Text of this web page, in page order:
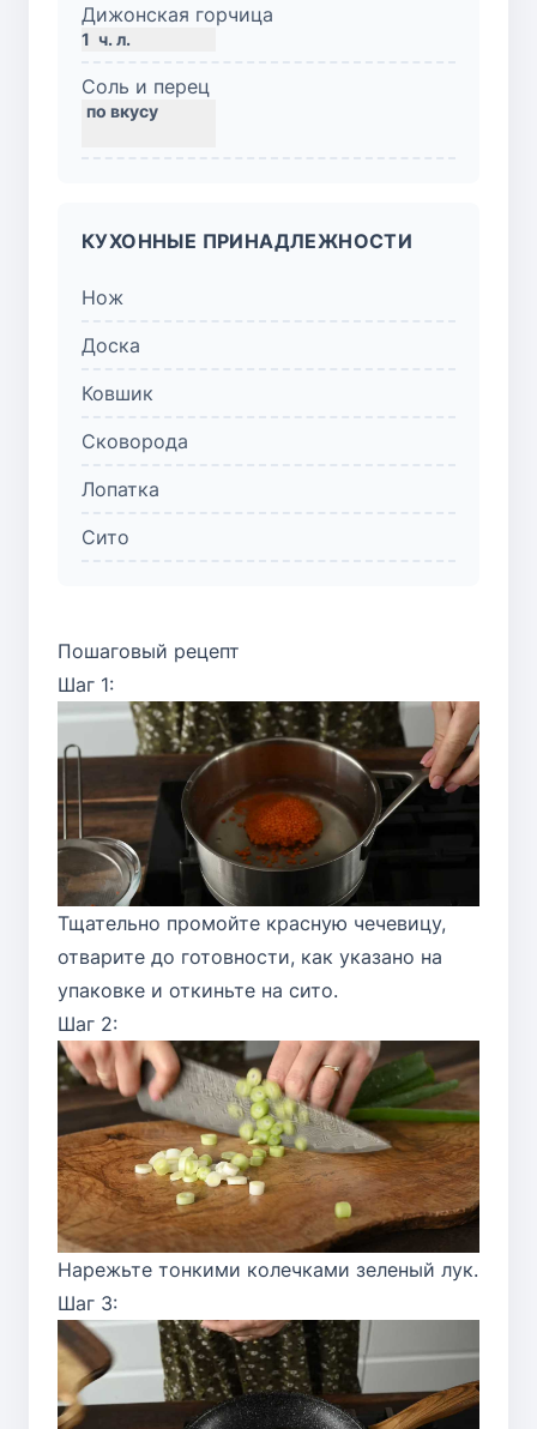
Дижонская горчица
1 ч. л.
Соль и перец
КУХОННЫЕ ПРИНАДЛЕЖНОСТИ
Нож
Доска
Ковшик
Сковорода
Лопатка
Сито
Пошаговый рецепт
Шаг 1:
Тщательно промойте красную чечевицу,
отварите до готовности, как указано на
упаковке и откиньте на сито.
Шаг 2:
Нарежьте тонкими колечками зеленый лук.
Шаг 3: